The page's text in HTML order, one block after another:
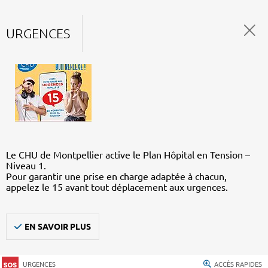
URGENCES
Le CHU de Montpellier active le Plan Hôpital en Tension –
Niveau 1.
Pour garantir une prise en charge adaptée à chacun,
appelez le 15 avant tout déplacement aux urgences.
EN SAVOIR PLUS
URGENCES ACCÈS RAPIDES